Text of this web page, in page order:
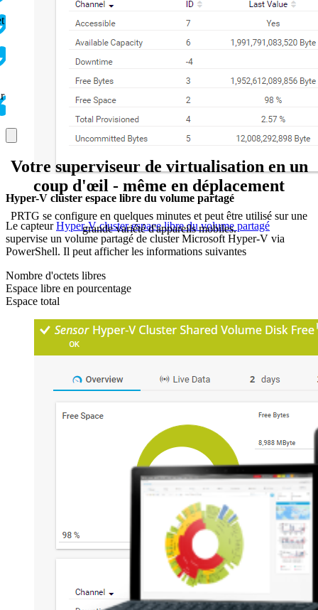
Hyper-V cluster espace libre du volume partagé
Le capteurHyper-V cluster espace libre du volume partagé
supervise un volume partagé de cluster Microsoft Hyper-V via
PowerShell. Il peut afficher les informations suivantes
Nombre d'octets libres
Espace libre en pourcentage
Espace total
Votre superviseur de virtualisation en un
coup d'œil - même en déplacement
PRTG se configure en quelques minutes et peut être utilisé sur une
grande variété d'appareils mobiles.